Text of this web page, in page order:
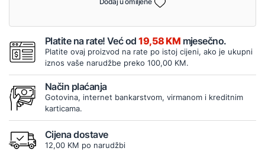
Platite na rate! Već od19,58 KM mjesečno.
Platite ovaj proizvod na rate po istoj cijeni, ako je ukupni
iznos vaše narudžbe preko 100,00 KM.
Način plaćanja
Gotovina, internet bankarstvom, virmanom i kreditnim
karticama.
Cijena dostave
12,00 KM po narudžbi